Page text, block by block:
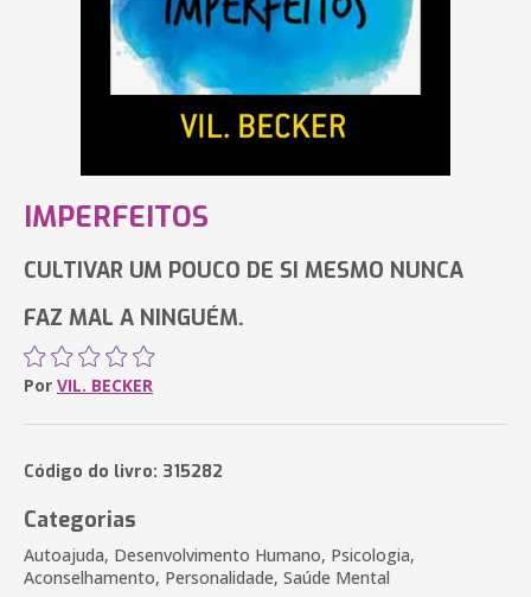
IMPERFEITOS
CULTIVAR UM POUCO DE SI MESMO NUNCA
FAZ MAL A NINGUÉM.
Por VIL. BECKER
Código do livro: 315282
Categorias
Autoajuda, Desenvolvimento Humano, Psicologia,
Aconselhamento, Personalidade, Saúde Mental